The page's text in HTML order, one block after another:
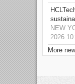
NEW
2026
More